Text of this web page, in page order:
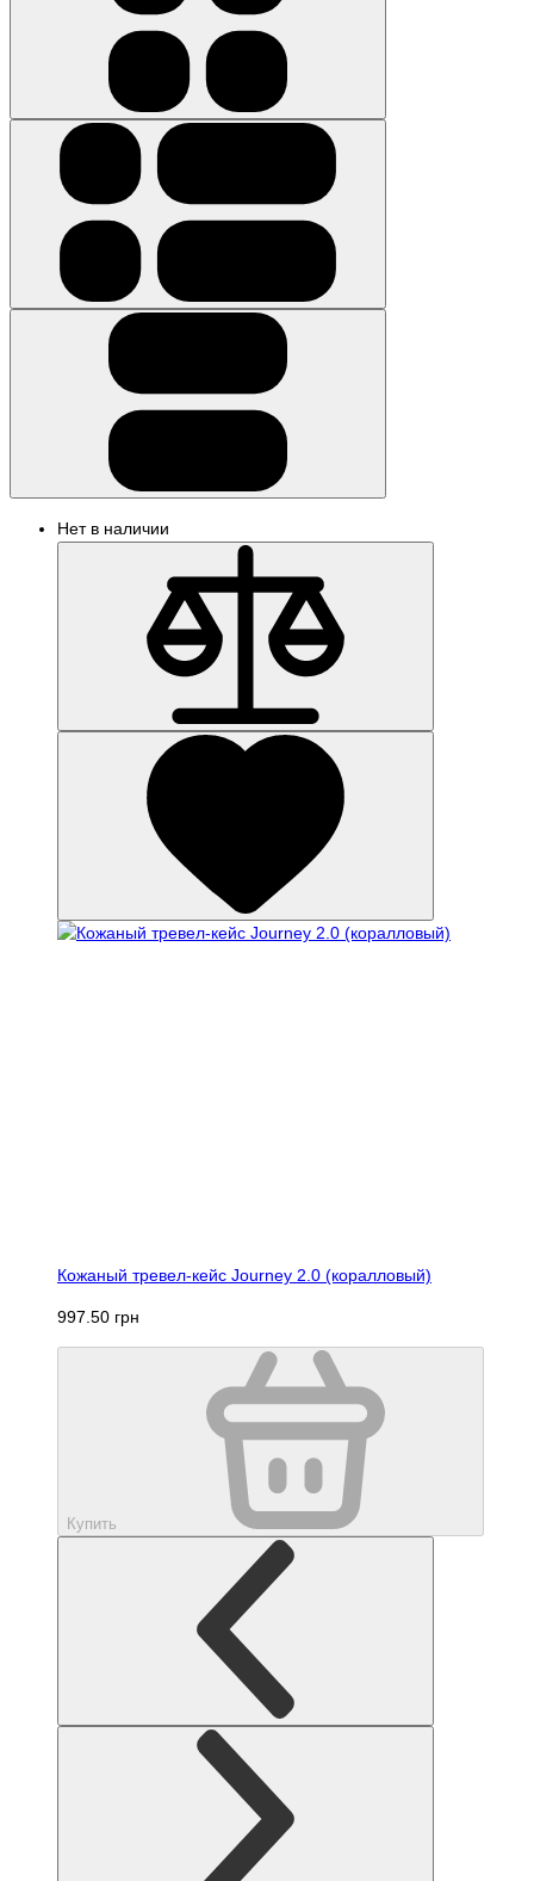
Нет в наличии
Кожаный тревел-кейс Journey 2.0 (коралловый)
997.50 грн
Купить